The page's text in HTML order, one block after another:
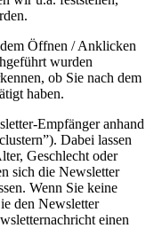
Öffnen / Anklicken
wurden
ob Sie nach dem
haben.
Empfänger anhand
Dabei lassen
Geschlecht oder
sich die Newsletter
Wenn Sie keine
den Newsletter
einen